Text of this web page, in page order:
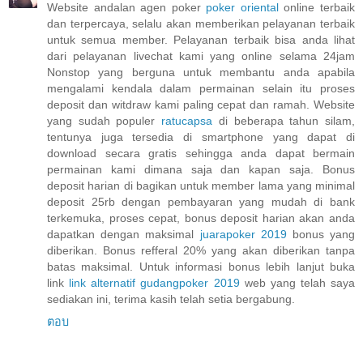
Website andalan agen poker poker orientalonline terbaik
dan terpercaya, selalu akan memberikan pelayanan terbaik
untuk semua member. Pelayanan terbaik bisa anda lihat
dari pelayanan livechat kami yang online selama 24jam
Nonstop yang berguna untuk membantu anda apabila
mengalami kendala dalam permainan selain itu proses
deposit dan witdraw kami paling cepat dan ramah. Website
yang sudah populer ratucapsa di beberapa tahun silam,
tentunya juga tersedia di smartphone yang dapat di
download secara gratis sehingga anda dapat bermain
permainan kami dimana saja dan kapan saja. Bonus
deposit harian di bagikan untuk member lama yang minimal
deposit 25rb dengan pembayaran yang mudah di bank
terkemuka, proses cepat, bonus deposit harian akan anda
dapatkan dengan maksimal juarapoker 2019bonus yang
diberikan. Bonus refferal 20% yang akan diberikan tanpa
batas maksimal. Untuk informasi bonus lebih lanjut buka
link link alternatif gudangpoker 2019web yang telah saya
sediakan ini, terima kasih telah setia bergabung.
ตอบ